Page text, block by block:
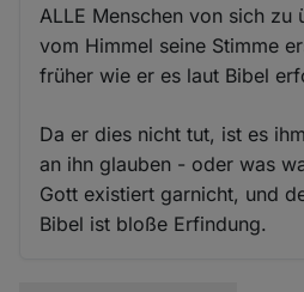
ALLE Menschen von sich zu
vom Himmel seine Stimme
früher wie er es laut Bibel
Da er dies nicht tut, ist es
an ihn glauben - oder was
Gott existiert garnicht, und
Bibel ist bloße Erfindung.